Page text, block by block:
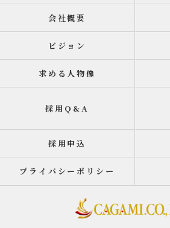
会社概要
ビジョン
求める人物像
採用Q&A
採用申込
プライバシーポリシー